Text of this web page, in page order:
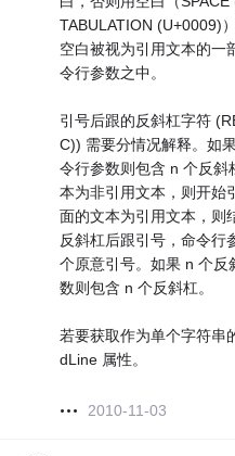
TABULATION (U+0009)
空白被视为引用文本的
令行参数之中。
引号后跟的反斜杠字符
C)) 需要分情况解释。如
令行参数则包含 n 个反斜
本为非引用文本，则开始
面的文本为引用文本，则
反斜杠后跟引号，命令行
个原意引号。如果 n 个反
数则包含 n 个反斜杠。
若要获取作为单个字符串
dLine 属性。
2010-11-03